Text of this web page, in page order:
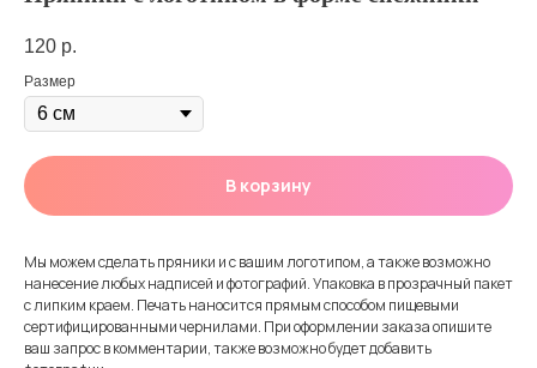
120 р.
Размер
В корзину
Мы можем сделать пряники и с вашим логотипом, а также возможно
нанесение любых надписей и фотографий. Упаковка в прозрачный пакет
с липким краем. Печать наносится прямым способом пищевыми
сертифицированными чернилами. При оформлении заказа опишите
ваш запрос в комментарии, также возможно будет добавить